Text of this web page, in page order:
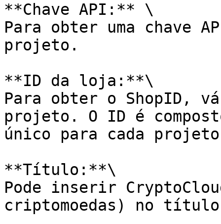
**Chave API:** \
Para obter uma chave
projeto.
**ID da loja:**\
Para obter o ShopID,
projeto. O ID é
único para cada
**Título:**\
Pode inserir
criptomoedas) no título